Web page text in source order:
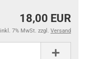
18,00 EUR
inkl. 7% MwSt. zzgl. Versand